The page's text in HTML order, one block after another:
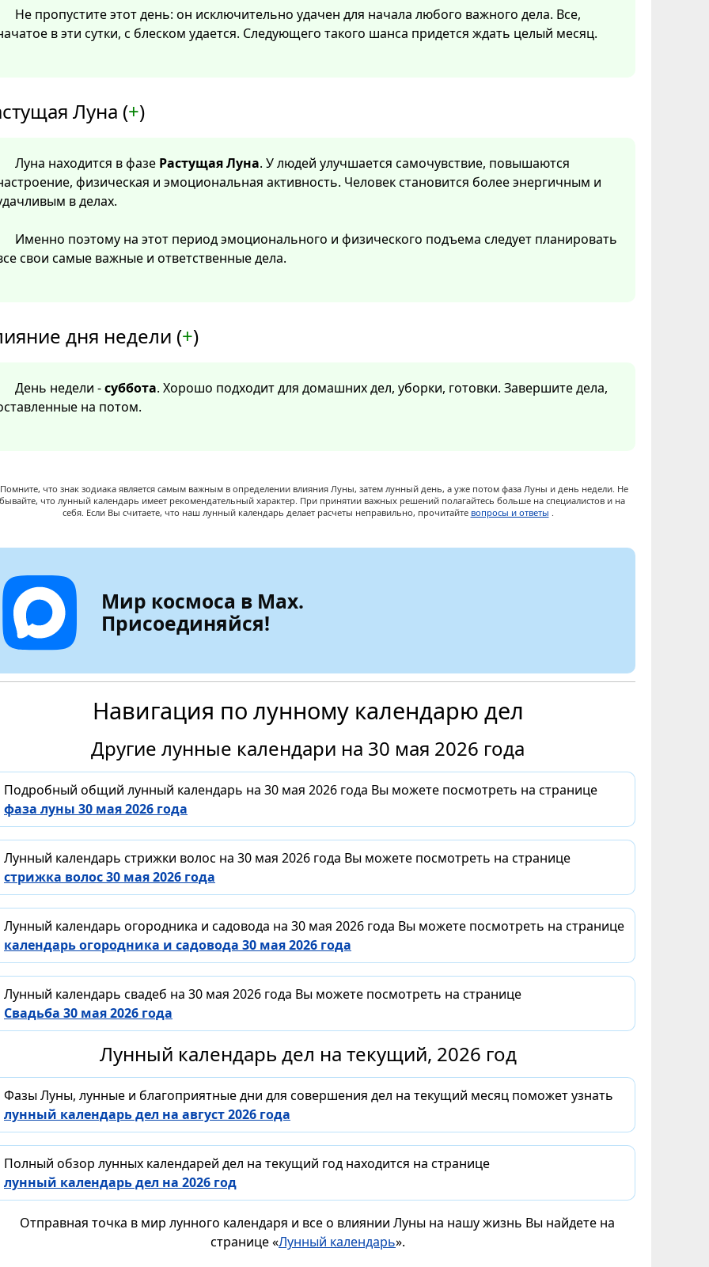
Не пропустите этот день: он исключительно удачен для начала любого важного дела. Все,
в эти сутки, с блеском удается. Следующего такого шанса придется ждать целый месяц.
Луна (+)
Луна находится в фазе Растущая Луна. У людей улучшается самочувствие, повышаются
физическая и эмоциональная активность. Человек становится более энергичным и
в делах.
Именно поэтому на этот период эмоционального и физического подъема следует планировать
свои самые важные и ответственные дела.
дня недели (+)
День недели -суббота. Хорошо подходит для домашних дел, уборки, готовки. Завершите дела,
на потом.
Помните, что знак зодиака является самым важным в определении влияния Луны, затем лунный день, а уже потом фаза Луны и день недели. Не
что лунный календарь имеет рекомендательный характер. При принятии важных решений полагайтесь больше на специалистов и на
себя. Если Вы считаете, что наш лунный календарь делает расчеты неправильно, прочитайте вопросы и ответы .
Мир космоса в Max.
Присоединяйся!
Навигация по лунному календарю дел
Другие лунные календари на 30 мая 2026 года
Подробный общий лунный календарь на 30 мая 2026 года Вы можете посмотреть на странице
фаза луны 30 мая 2026 года
Лунный календарь стрижки волос на 30 мая 2026 года Вы можете посмотреть на странице
стрижка волос 30 мая 2026 года
Лунный календарь огородника и садовода на 30 мая 2026 года Вы можете посмотреть на странице
календарь огородника и садовода 30 мая 2026 года
Лунный календарь свадеб на 30 мая 2026 года Вы можете посмотреть на странице
Свадьба 30 мая 2026 года
Лунный календарь дел на текущий, 2026 год
Фазы Луны, лунные и благоприятные дни для совершения дел на текущий месяц поможет узнать
лунный календарь дел на август 2026 года
Полный обзор лунных календарей дел на текущий год находится на странице
лунный календарь дел на 2026 год
Отправная точка в мир лунного календаря и все о влиянии Луны на нашу жизнь Вы найдете на
странице «Лунный календарь».